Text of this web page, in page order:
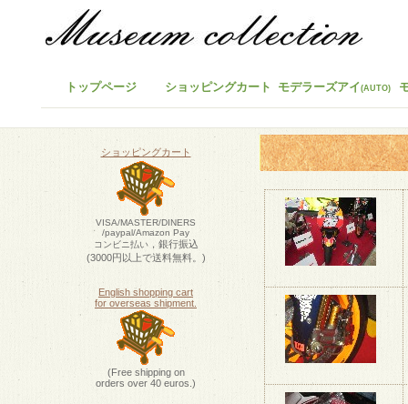
トップページ ショッピングカート モデラーズアイ(AUTO)
ショッピングカート
VISA/MASTER/DINERS
/paypal/Amazon Pay
コンビニ払い，銀行振込
(3000円以上で送料無料。)
English shopping cart
for overseas shipment.
(Free shipping on
orders over 40 euros.)